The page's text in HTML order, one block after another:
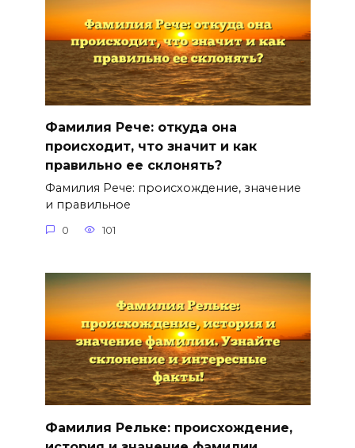
Фамилия Рече: откуда она
происходит, что значит и как
правильно ее склонять?
Фамилия Рече: происхождение, значение
и правильное
0 101
Фамилия Рельке: происхождение,